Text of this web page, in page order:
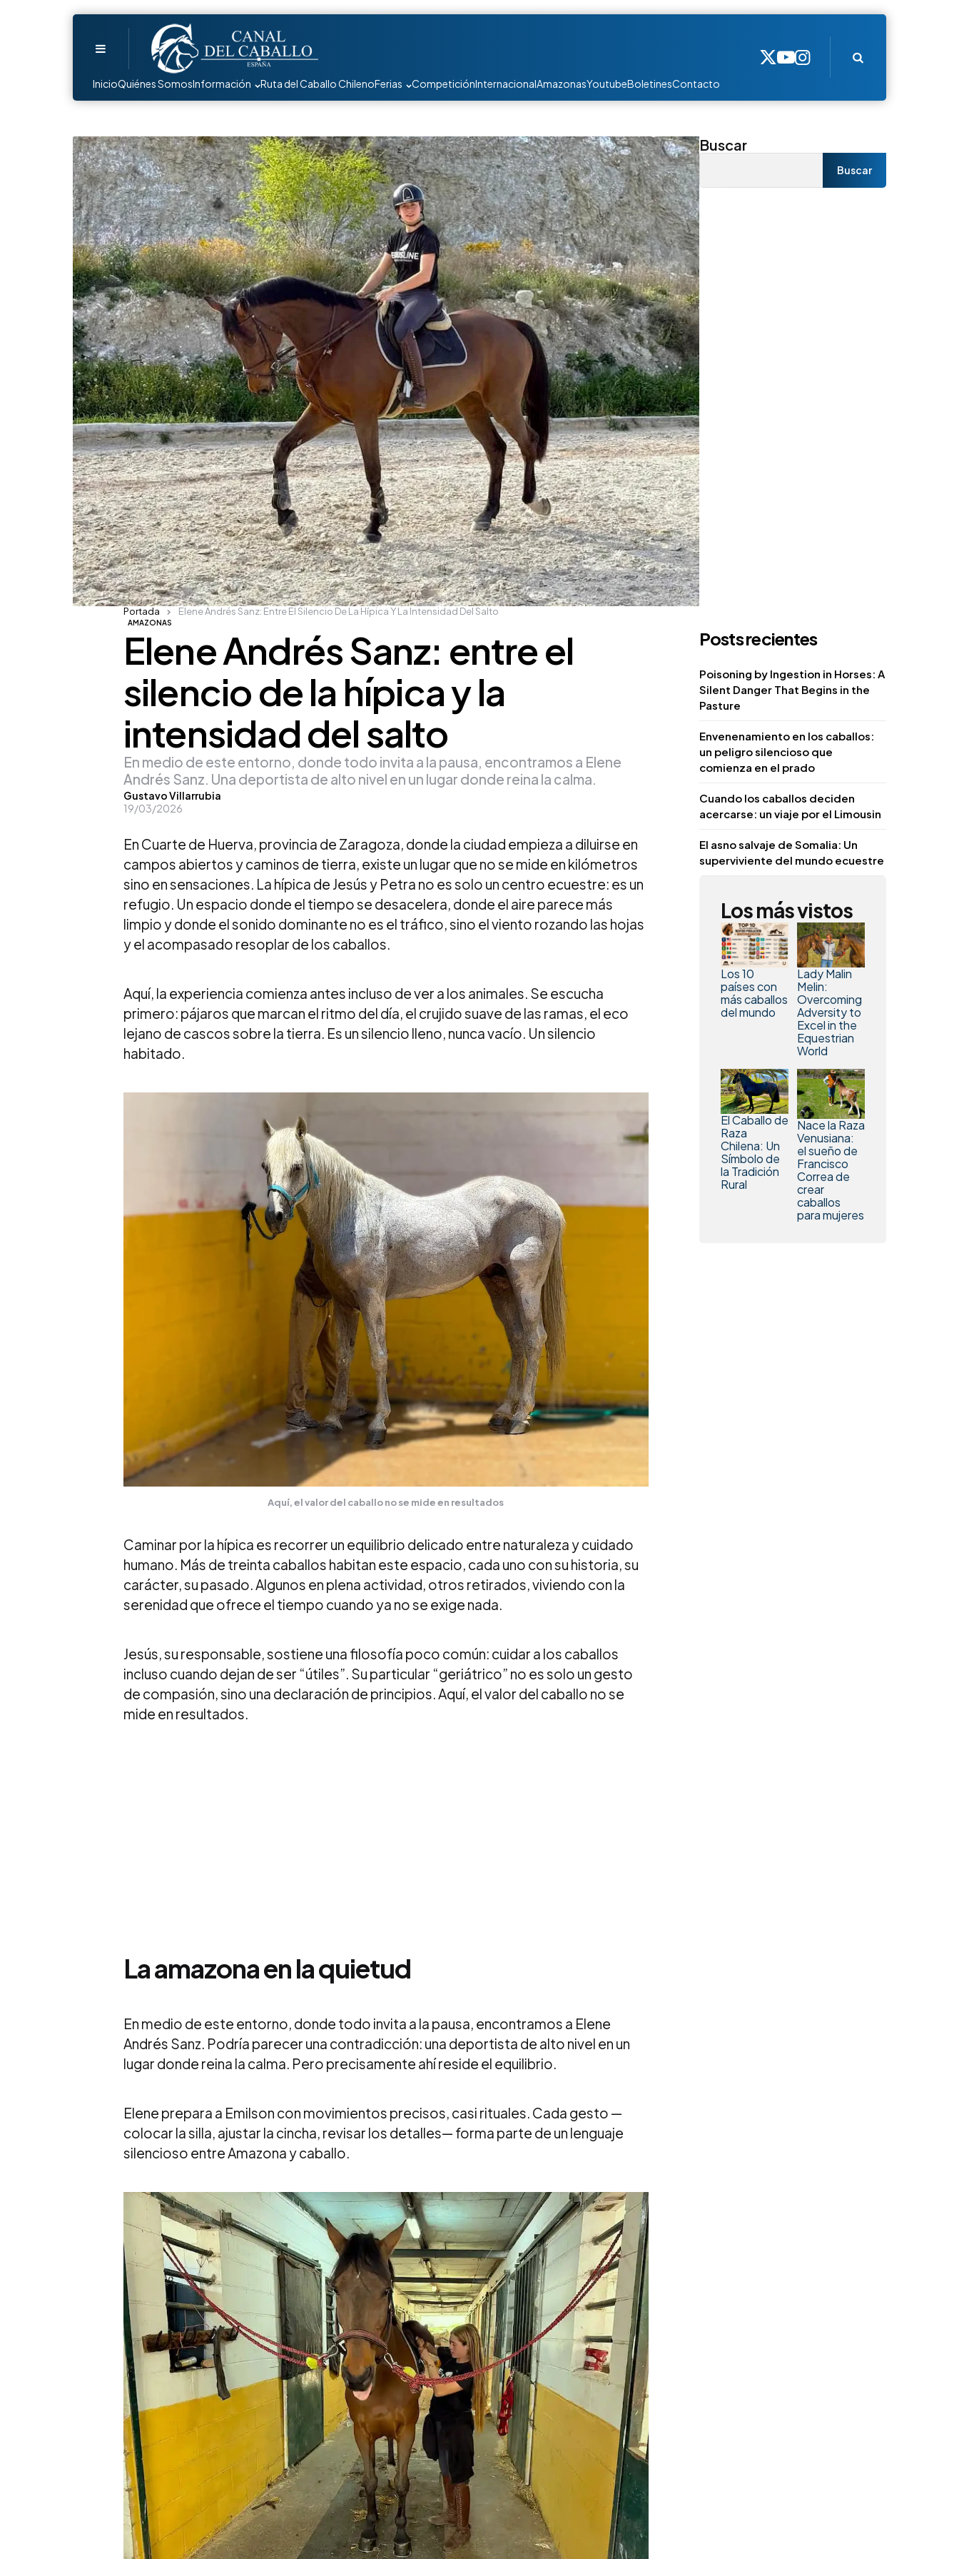
InicioQuiénes SomosInformación Ruta del Caballo ChilenoFerias CompeticiónInternacionalAmazonasYoutubeBoletinesContacto
AMAZONAS
Elene Andrés Sanz: entre el
silencio de la hípica y la
intensidad del salto
Posted
by
Gustavo Villarrubia
19/03/2026
En medio de este entorno, donde todo invita a la pausa, encontramos a Elene
Andrés Sanz. Una deportista de alto nivel en un lugar donde reina la calma.
Portada Elene Andrés Sanz: Entre El Silencio De La Hípica Y La Intensidad Del Salto
En Cuarte de Huerva, provincia de Zaragoza, donde la ciudad empieza a diluirse en
campos abiertos y caminos de tierra, existe un lugar que no se mide en kilómetros
sino en sensaciones. La hípica de Jesús y Petra no es solo un centro ecuestre: es un
refugio. Un espacio donde el tiempo se desacelera, donde el aire parece más
limpio y donde el sonido dominante no es el tráfico, sino el viento rozando las hojas
y el acompasado resoplar de los caballos.
Aquí, la experiencia comienza antes incluso de ver a los animales. Se escucha
primero: pájaros que marcan el ritmo del día, el crujido suave de las ramas, el eco
lejano de cascos sobre la tierra. Es un silencio lleno, nunca vacío. Un silencio
habitado.
Aquí, el valor del caballo no se mide en resultados
Caminar por la hípica es recorrer un equilibrio delicado entre naturaleza y cuidado
humano. Más de treinta caballos habitan este espacio, cada uno con su historia, su
carácter, su pasado. Algunos en plena actividad, otros retirados, viviendo con la
serenidad que ofrece el tiempo cuando ya no se exige nada.
Jesús, su responsable, sostiene una filosofía poco común: cuidar a los caballos
incluso cuando dejan de ser “útiles”. Su particular “geriátrico” no es solo un gesto
de compasión, sino una declaración de principios. Aquí, el valor del caballo no se
mide en resultados.
La amazona en la quietud
En medio de este entorno, donde todo invita a la pausa, encontramos a Elene
Andrés Sanz. Podría parecer una contradicción: una deportista de alto nivel en un
lugar donde reina la calma. Pero precisamente ahí reside el equilibrio.
Elene prepara a Emilson con movimientos precisos, casi rituales. Cada gesto —
colocar la silla, ajustar la cincha, revisar los detalles— forma parte de un lenguaje
silencioso entre Amazona y caballo.
Buscar
Buscar
Posts recientes
Poisoning by Ingestion in Horses: A
Silent Danger That Begins in the
Pasture
Envenenamiento en los caballos:
un peligro silencioso que
comienza en el prado
Cuando los caballos deciden
acercarse: un viaje por el Limousin
El asno salvaje de Somalia: Un
superviviente del mundo ecuestre
Los más vistos
Los 10
países con
más caballos
del mundo
Lady Malin
Melin:
Overcoming
Adversity to
Excel in the
Equestrian
World
El Caballo de
Raza
Chilena: Un
Símbolo de
la Tradición
Rural
Nace la Raza
Venusiana:
el sueño de
Francisco
Correa de
crear
caballos
para mujeres